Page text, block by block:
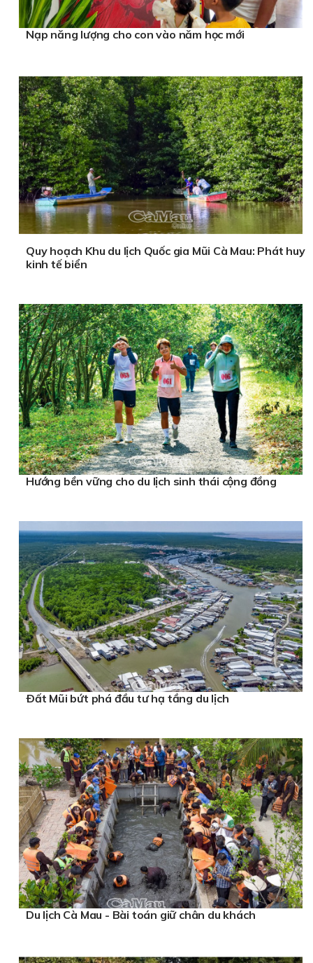
Nạp năng lượng cho con vào năm học mới
Quy hoạch Khu du lịch Quốc gia Mũi Cà Mau: Phát huy
kinh tế biển
Hướng bền vững cho du lịch sinh thái cộng đồng
Ðất Mũi bứt phá đầu tư hạ tầng du lịch
Du lịch Cà Mau - Bài toán giữ chân du khách